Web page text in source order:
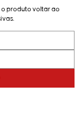
o produto voltar ao